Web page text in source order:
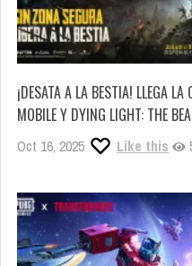
¡DESATA A LA BESTIA! LLEGA
MOBILE Y DYING LIGHT: THE
Oct 16, 2025 Like this